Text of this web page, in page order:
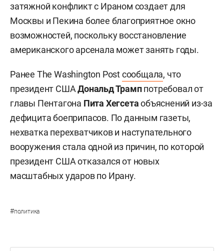
затяжной конфликт с Ираном создает для
Москвы и Пекина более благоприятное окно
возможностей, поскольку восстановление
американского арсенала может занять годы.
Ранее The Washington Postсообщала, что
президент СШАДональд Трамппотребовал от
главы Пентагона Пита Хегсетаобъяснений из-за
дефицита боеприпасов. По данным газеты,
нехватка перехватчиков и наступательного
вооружения стала одной из причин, по которой
президент США отказался от новых
масштабных ударов по Ирану.
#политика